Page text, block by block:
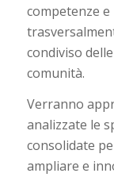
competenze
condiviso
comunità.
Verranno
analizzate le
consolidate
ampliare e